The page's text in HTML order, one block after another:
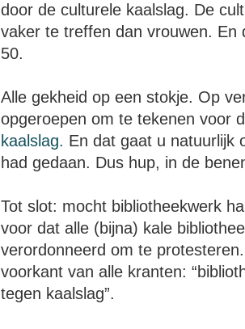
door de culturele kaalslag. De
vaker te treffen dan vrouwen. En
50.
Alle gekheid op een stokje. Op
opgeroepen om te tekenen voor
kaalslag. En dat gaat u natuurlijk
had gedaan. Dus hup, in de
Tot slot: mocht bibliotheekwerk
voor dat alle (bijna) kale
verordonneerd om te
voorkant van alle kranten:
tegen kaalslag”.